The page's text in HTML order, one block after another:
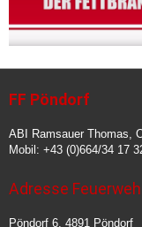
FF Pöndorf
ABI Ramsauer Thomas,
Mobil: +43 (0)664/34 17
Adresse
Pöndorf 6, 4891 Pöndorf